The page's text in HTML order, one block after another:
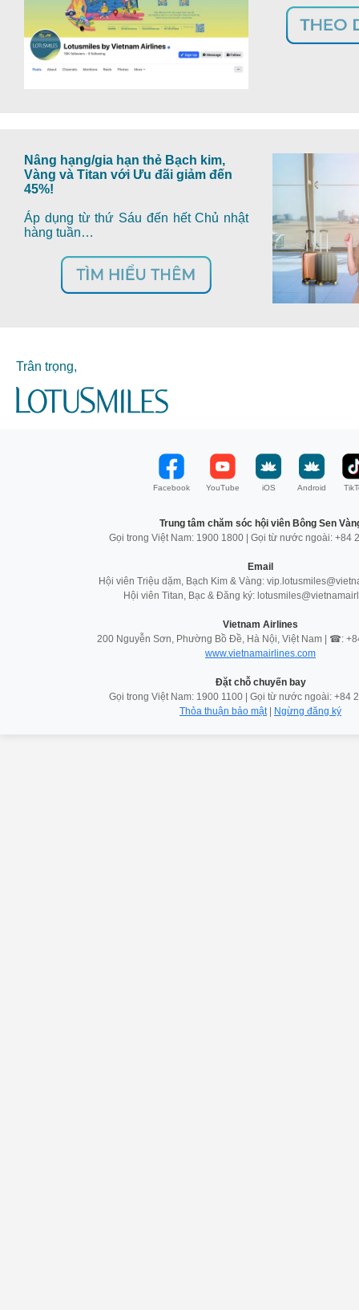
Nâng hạng/gia hạn thẻ Bạch kim,
Vàng và Titan với Ưu đãi giảm đến
45%!
Áp dụng từ thứ Sáu đến hết Chủ nhật
hàng tuần…
Trân trọng,
Facebook YouTube iOS Android
Trung tâm chăm sóc hội viên Bông Sen
Gọi trong Việt Nam: 1900 1800 | Gọi từ nước ngoài: +84
Email
Hội viên Triệu dặm, Bạch Kim & Vàng:
Hội viên Titan, Bạc & Đăng ký:
Vietnam Airlines
200 Nguyễn Sơn, Phường Bồ Đề, Hà Nội, Việt Nam | ☎:
www.vietnamairlines.com
Đặt chỗ chuyến bay
Gọi trong Việt Nam: 1900 1100 | Gọi từ nước ngoài: +84
Thỏa thuận bảo mật| Ngừng đăng ký